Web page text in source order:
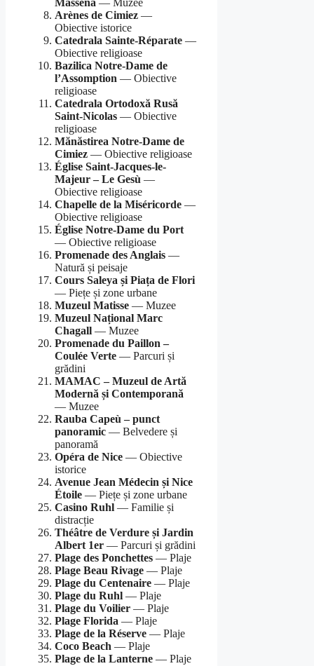
Masséna — Muzee
Arènes de Cimiez —
Obiective istorice
Catedrala Sainte-Réparate —
Obiective religioase
Bazilica Notre-Dame de
l’Assomption — Obiective
religioase
Catedrala Ortodoxă Rusă
Saint-Nicolas — Obiective
religioase
Mănăstirea Notre-Dame de
Cimiez — Obiective religioase
Église Saint-Jacques-le-
Majeur – Le Gesù —
Obiective religioase
Chapelle de la Miséricorde —
Obiective religioase
Église Notre-Dame du Port
— Obiective religioase
Promenade des Anglais —
Natură și peisaje
Cours Saleya și Piața de Flori
— Piețe și zone urbane
Muzeul Matisse — Muzee
Muzeul Național Marc
Chagall — Muzee
Promenade du Paillon –
Coulée Verte — Parcuri și
grădini
MAMAC – Muzeul de Artă
Modernă și Contemporană
— Muzee
Rauba Capeù – punct
panoramic — Belvedere și
panoramă
Opéra de Nice — Obiective
istorice
Avenue Jean Médecin și Nice
Étoile — Piețe și zone urbane
Casino Ruhl — Familie și
distracție
Théâtre de Verdure și Jardin
Albert 1er — Parcuri și grădini
Plage des Ponchettes — Plaje
Plage Beau Rivage — Plaje
Plage du Centenaire — Plaje
Plage du Ruhl — Plaje
Plage du Voilier — Plaje
Plage Florida — Plaje
Plage de la Réserve — Plaje
Coco Beach — Plaje
Plage de la Lanterne — Plaje